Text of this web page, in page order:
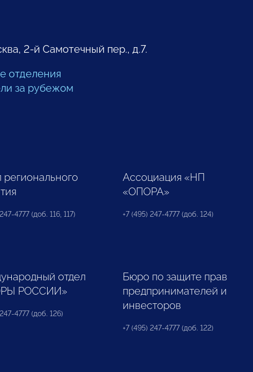
2-й Самотечный пер., д.7.
отделения
за рубежом
регионального
4777 (доб. 116, 117)
Ассоциация «НП
«ОПОРА»
+7 (495) 247-4777 (доб. 124)
отдел
РОССИИ»
4777 (доб. 126)
Бюро по защите прав
предпринимателей и
инвесторов
+7 (495) 247-4777 (доб. 122)